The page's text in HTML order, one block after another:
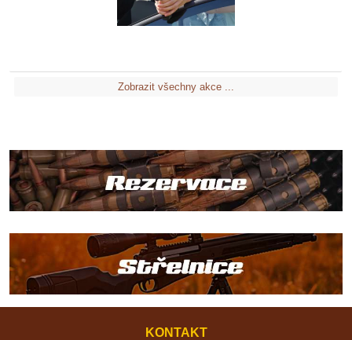
Zobrazit všechny akce ...
KONTAKT